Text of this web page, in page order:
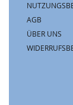
AGB
ÜBER UNS